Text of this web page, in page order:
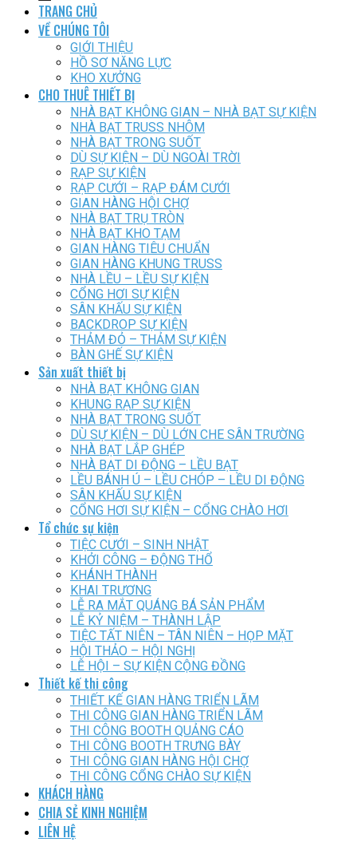
TRANG CHỦ
VỀ CHÚNG TÔI
GIỚI THIỆU
HỒ SƠ NĂNG LỰC
KHO XƯỞNG
CHO THUÊ THIẾT BỊ
NHÀ BẠT KHÔNG GIAN – NHÀ BẠT SỰ KIỆN
NHÀ BẠT TRUSS NHÔM
NHÀ BẠT TRONG SUỐT
DÙ SỰ KIỆN – DÙ NGOÀI TRỜI
RẠP SỰ KIỆN
RẠP CƯỚI – RẠP ĐÁM CƯỚI
GIAN HÀNG HỘI CHỢ
NHÀ BẠT TRỤ TRÒN
NHÀ BẠT KHO TẠM
GIAN HÀNG TIÊU CHUẨN
GIAN HÀNG KHUNG TRUSS
NHÀ LỀU – LỀU SỰ KIỆN
CỔNG HƠI SỰ KIỆN
SÂN KHẤU SỰ KIỆN
BACKDROP SỰ KIỆN
THẢM ĐỎ – THẢM SỰ KIỆN
BÀN GHẾ SỰ KIỆN
Sản xuất thiết bị
NHÀ BẠT KHÔNG GIAN
KHUNG RẠP SỰ KIỆN
NHÀ BẠT TRONG SUỐT
DÙ SỰ KIỆN – DÙ LỚN CHE SÂN TRƯỜNG
NHÀ BẠT LẮP GHÉP
NHÀ BẠT DI ĐỘNG – LỀU BẠT
LỀU BÁNH Ú – LỀU CHÓP – LỀU DI ĐỘNG
SÂN KHẤU SỰ KIỆN
CỔNG HƠI SỰ KIỆN – CỔNG CHÀO HƠI
Tổ chức sự kiện
TIỆC CƯỚI – SINH NHẬT
KHỞI CÔNG – ĐỘNG THỔ
KHÁNH THÀNH
KHAI TRƯƠNG
LỄ RA MẮT QUÁNG BÁ SẢN PHẨM
LỄ KỶ NIỆM – THÀNH LẬP
TIỆC TẤT NIÊN – TÂN NIÊN – HỌP MẶT
HỘI THẢO – HỘI NGHỊ
LỄ HỘI – SỰ KIỆN CỘNG ĐỒNG
Thiết kế thi công
THIẾT KẾ GIAN HÀNG TRIỂN LÃM
THI CÔNG GIAN HÀNG TRIỂN LÃM
THI CÔNG BOOTH QUẢNG CÁO
THI CÔNG BOOTH TRƯNG BÀY
THI CÔNG GIAN HÀNG HỘI CHỢ
THI CÔNG CỔNG CHÀO SỰ KIỆN
KHÁCH HÀNG
CHIA SẺ KINH NGHIỆM
LIÊN HỆ